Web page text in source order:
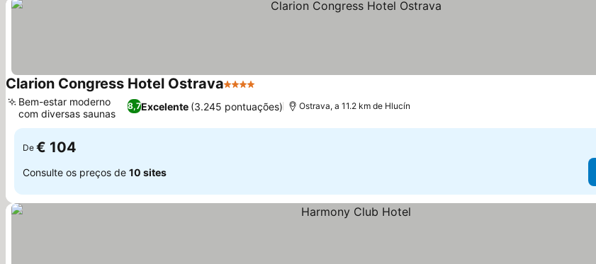
Clarion Congress Hotel Ostrava4 Estrelas
8,7Excelente (3.245 pontuações)
Bem-estar moderno
com diversas saunas
Ostrava, a 11.2 km de Hlucín
De € 104
Consulte os preços de 10 sites